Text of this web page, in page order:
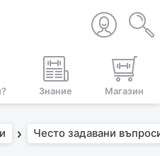
Знание Магазин
Често задавани